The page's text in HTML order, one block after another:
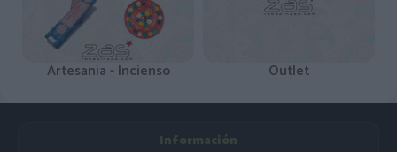
Artesanía - Incienso Outlet
Información